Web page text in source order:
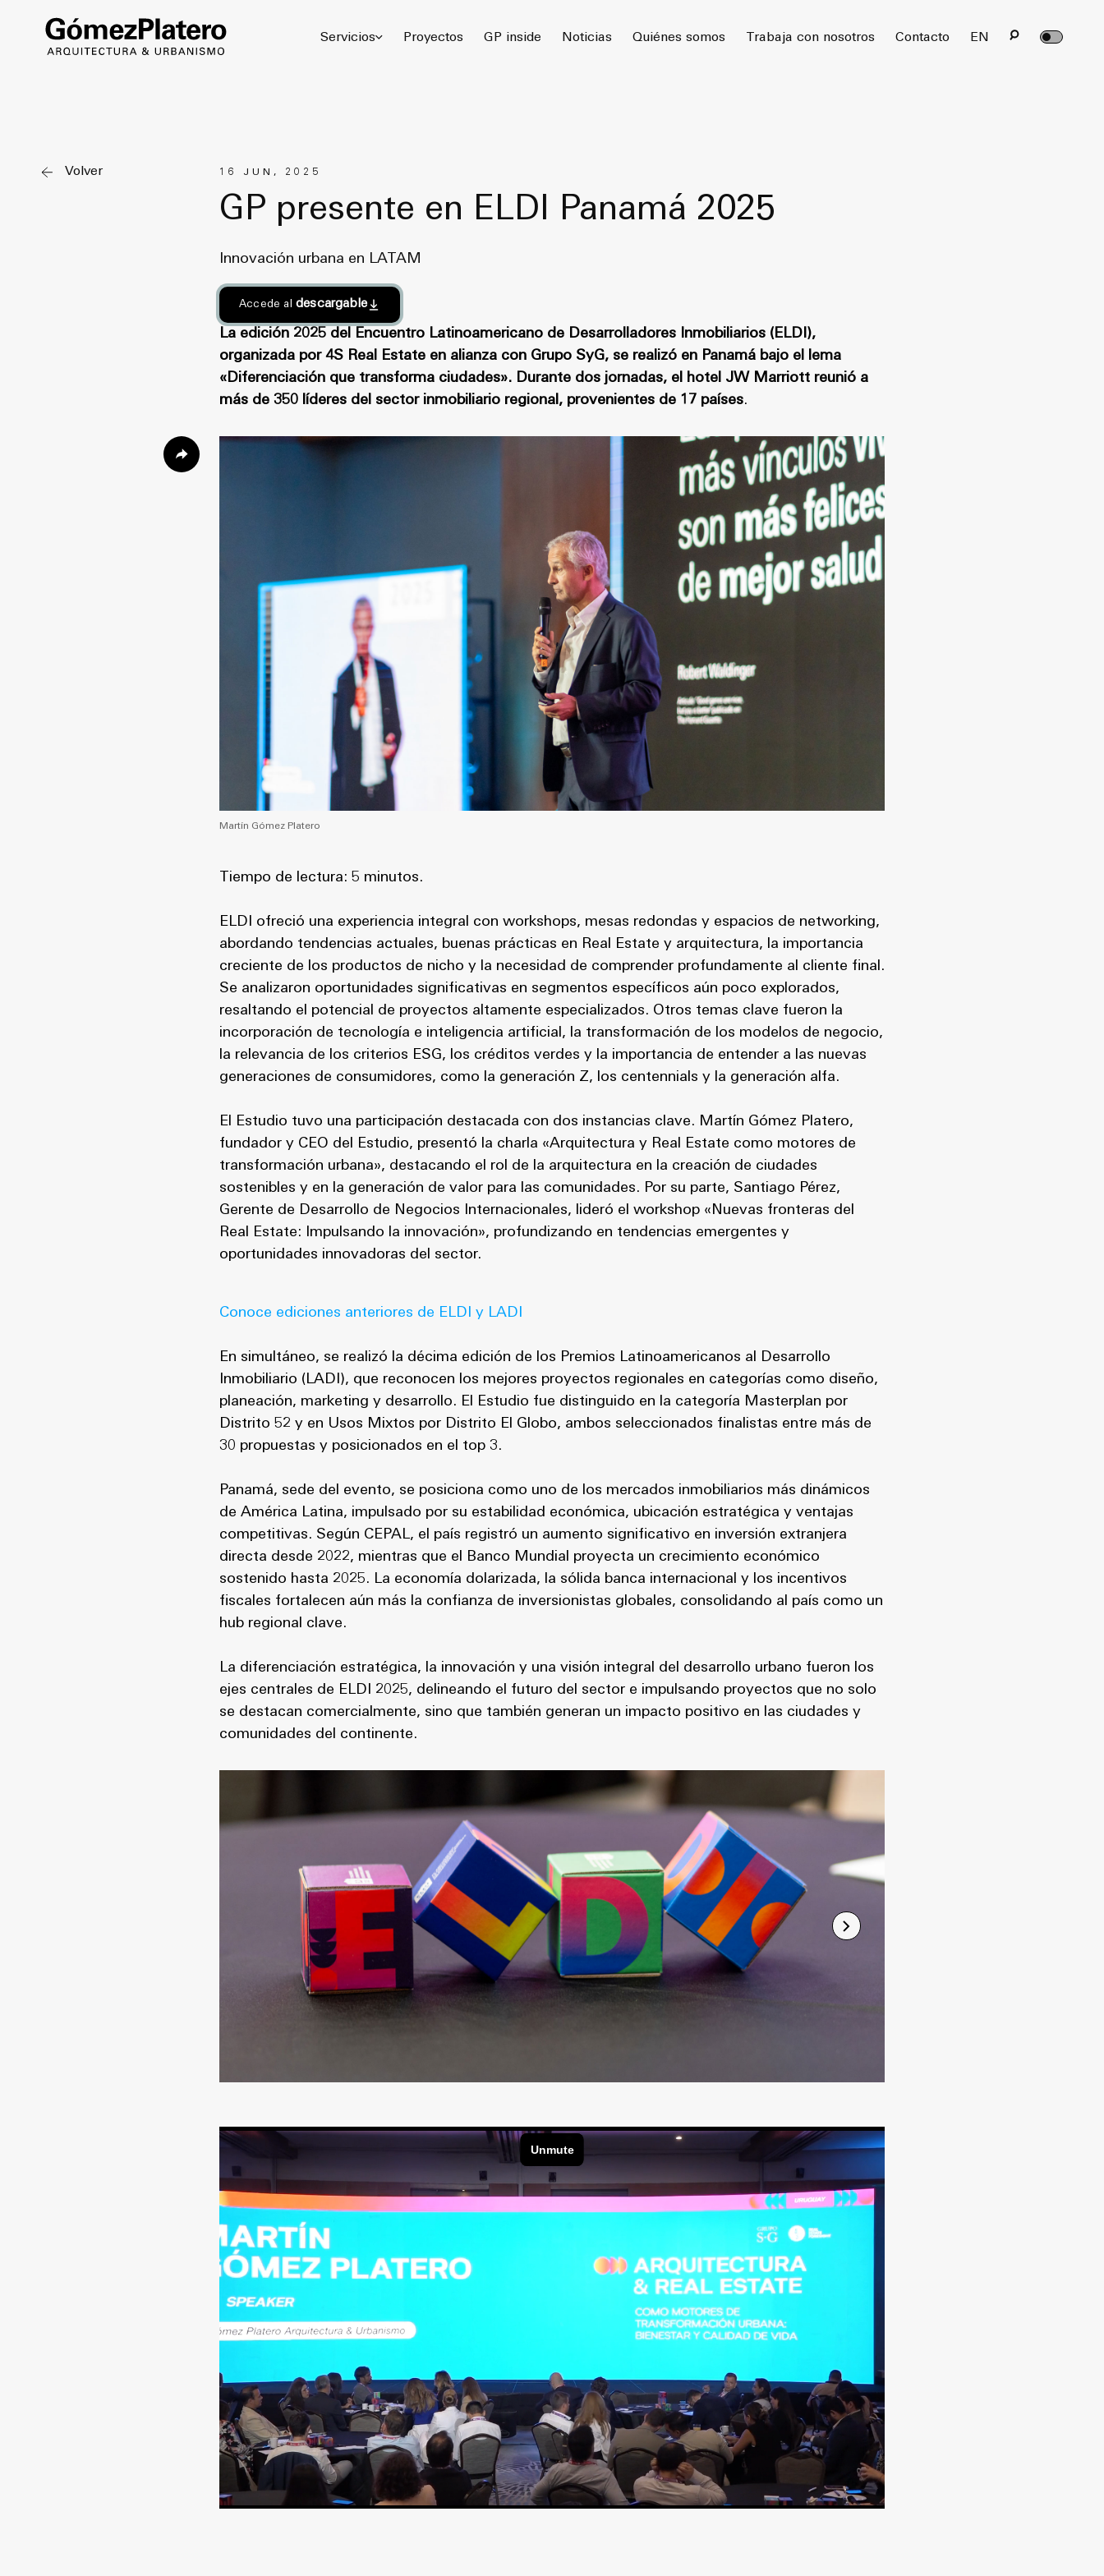
Servicios Proyectos GP inside Noticias Quiénes somos Trabaja con nosotros Contacto EN
Volver 16 JUN, 2025
GP presente en ELDI Panamá 2025
Innovación urbana en LATAM
Accede al descargable
La edición 2025 del Encuentro Latinoamericano de Desarrolladores Inmobiliarios (ELDI),
organizada por 4S Real Estate en alianza con Grupo SyG, se realizó en Panamá bajo el lema
«Diferenciación que transforma ciudades». Durante dos jornadas, el hotel JW Marriott reunió a
más de 350 líderes del sector inmobiliario regional, provenientes de 17 países.
Martín Gómez Platero
Tiempo de lectura: 5 minutos.
ELDI ofreció una experiencia integral con workshops, mesas redondas y espacios de networking,
abordando tendencias actuales, buenas prácticas en Real Estate y arquitectura, la importancia
creciente de los productos de nicho y la necesidad de comprender profundamente al cliente final.
Se analizaron oportunidades significativas en segmentos específicos aún poco explorados,
resaltando el potencial de proyectos altamente especializados. Otros temas clave fueron la
incorporación de tecnología e inteligencia artificial, la transformación de los modelos de negocio,
la relevancia de los criterios ESG, los créditos verdes y la importancia de entender a las nuevas
generaciones de consumidores, como la generación Z, los centennials y la generación alfa.
El Estudio tuvo una participación destacada con dos instancias clave. Martín Gómez Platero,
fundador y CEO del Estudio, presentó la charla «Arquitectura y Real Estate como motores de
transformación urbana», destacando el rol de la arquitectura en la creación de ciudades
sostenibles y en la generación de valor para las comunidades. Por su parte, Santiago Pérez,
Gerente de Desarrollo de Negocios Internacionales, lideró el workshop «Nuevas fronteras del
Real Estate: Impulsando la innovación», profundizando en tendencias emergentes y
oportunidades innovadoras del sector.
Conoce ediciones anteriores de ELDI y LADI
En simultáneo, se realizó la décima edición de los Premios Latinoamericanos al Desarrollo
Inmobiliario (LADI), que reconocen los mejores proyectos regionales en categorías como diseño,
planeación, marketing y desarrollo. El Estudio fue distinguido en la categoría Masterplan por
Distrito 52 y en Usos Mixtos por Distrito El Globo, ambos seleccionados finalistas entre más de
30 propuestas y posicionados en el top 3.
Panamá, sede del evento, se posiciona como uno de los mercados inmobiliarios más dinámicos
de América Latina, impulsado por su estabilidad económica, ubicación estratégica y ventajas
competitivas. Según CEPAL, el país registró un aumento significativo en inversión extranjera
directa desde 2022, mientras que el Banco Mundial proyecta un crecimiento económico
sostenido hasta 2025. La economía dolarizada, la sólida banca internacional y los incentivos
fiscales fortalecen aún más la confianza de inversionistas globales, consolidando al país como un
hub regional clave.
La diferenciación estratégica, la innovación y una visión integral del desarrollo urbano fueron los
ejes centrales de ELDI 2025, delineando el futuro del sector e impulsando proyectos que no solo
se destacan comercialmente, sino que también generan un impacto positivo en las ciudades y
comunidades del continente.